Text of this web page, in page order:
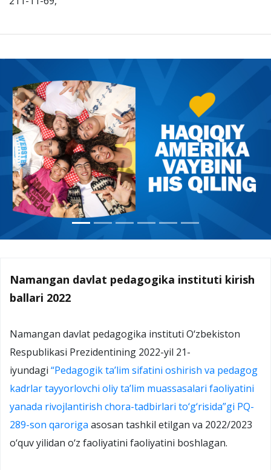
Namangan davlat pedagogika instituti kirish
ballari 2022
Namangan davlat pedagogika instituti O‘zbekiston
Respublikasi Prezidentining 2022-yil 21-
iyundagi “Pedagogik ta’lim sifatini oshirish va pedagog
kadrlar tayyorlovchi oliy ta’lim muassasalari faoliyatini
yanada rivojlantirish chora-tadbirlari to‘g‘risida”gi PQ-
289-son qaroriga asosan tashkil etilgan va 2022/2023
o‘quv yilidan o‘z faoliyatini faoliyatini boshlagan.